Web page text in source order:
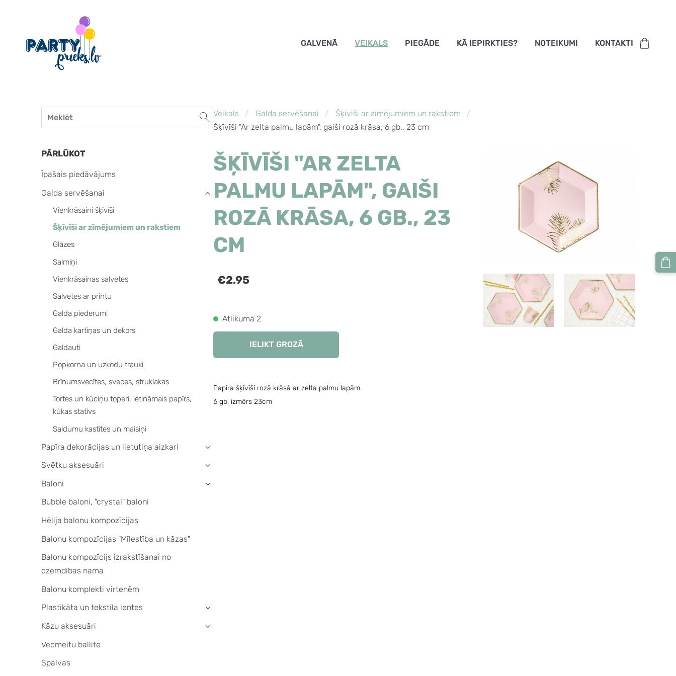
GALVENĀ VEIKALS PIEGĀDE KĀ IEPIRKTIES? NOTEIKUMI KONTAKTI
PĀRLŪKOT
Īpašais piedāvājums
Galda servēšanai
Vienkrāsaini šķīvīši
Šķīvīši ar zīmējumiem un rakstiem
Glāzes
Salmiņi
Vienkrāsainas salvetes
Salvetes ar printu
Galda piederumi
Galda kartiņas un dekors
Galdauti
Popkorna un uzkodu trauki
Brīnumsvecītes, sveces, struklakas
Tortes un kūciņu toperi, ietināmais papīrs,
kūkas statīvs
Saldumu kastītes un maisiņi
›
Papīra dekorācijas un lietutiņa aizkari ›
Svētku aksesuāri ›
Baloni ›
Bubble baloni, "crystal" baloni
Hēlija balonu kompozīcijas
Balonu kompozīcijas "Mīlestība un kāzas"
Balonu kompozīcijs izrakstīšanai no
dzemdības nama
Balonu komplekti virtenēm
Plastikāta un tekstīla lentes
›
Kāzu aksesuāri ›
Vecmeitu ballīte
Spalvas
Veikals Galda servēšanai
Šķīvīši ar zīmējumiem un rakstiem
Šķīvīši "Ar zelta palmu lapām", gaiši rozā krāsa, 6 gb., 23 cm
ŠĶĪVĪŠI "AR ZELTA
PALMU LAPĀM", GAIŠI
ROZĀ KRĀSA, 6 GB., 23
CM
€2.95
Atlikumā 2
IELIKT GROZĀ
Papīra šķīvīši rozā krāsā ar zelta palmu lapām.
6 gb, izmērs 23cm